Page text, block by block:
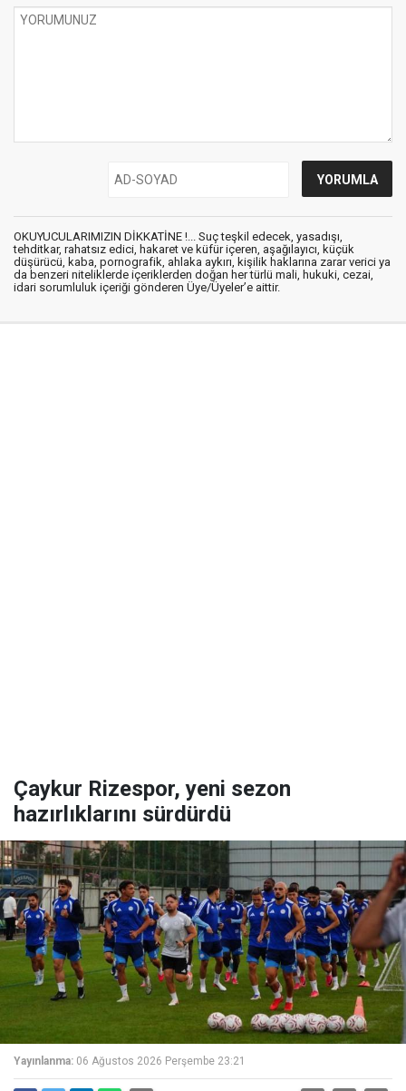
OKUYUCULARIMIZIN DİKKATİNE !... Suç teşkil edecek, yasadışı,
tehditkar, rahatsız edici, hakaret ve küfür içeren, aşağılayıcı, küçük
düşürücü, kaba, pornografik, ahlaka aykırı, kişilik haklarına zarar verici ya
da benzeri niteliklerde içeriklerden doğan her türlü mali, hukuki, cezai,
idari sorumluluk içeriği gönderen Üye/Üyeler’e aittir.
Çaykur Rizespor, yeni sezon
hazırlıklarını sürdürdü
Yayınlanma: 06 Ağustos 2026 Perşembe 23:21